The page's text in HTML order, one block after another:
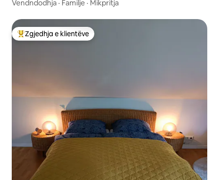
Vendndodhja · Familje · Mikpritja
Më të mirat e zgjedhjeve të klientëve
Zgjedhja e klientëve